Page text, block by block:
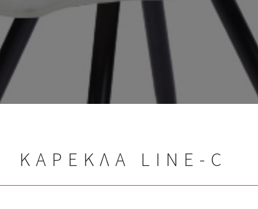
ΚΑΡΕΚΛΑ LINE-C